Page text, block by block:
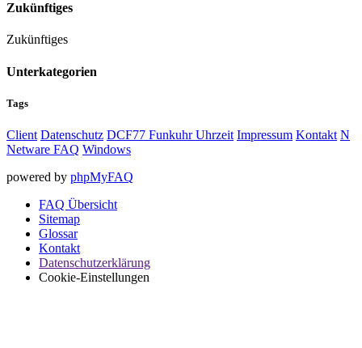
Zukünftiges
Zukünftiges
Unterkategorien
Tags
Client Datenschutz DCF77 Funkuhr Uhrzeit Impressum Kontakt N
Netware FAQ Windows
powered by phpMyFAQ
FAQ Übersicht
Sitemap
Glossar
Kontakt
Datenschutzerklärung
Cookie-Einstellungen